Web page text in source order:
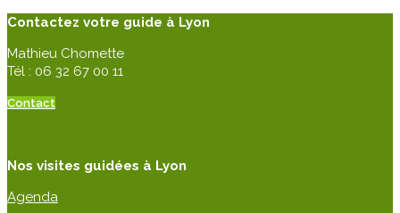
Contactez votre guide à Lyon
Mathieu Chomette
Tél : 06 32 67 00 11
Contact
Nos visites guidées à Lyon
Agenda